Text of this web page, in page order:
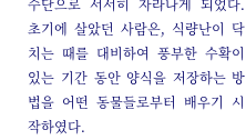
수단으로 서서히 자라나게 되었다.
초기에 살았던 사람은, 식량난이 닥
치는 때를 대비하여 풍부한 수확이
있는 기간 동안 양식을 저장하는 방
법을 어떤 동물들로부터 배우기 시
작하였다.